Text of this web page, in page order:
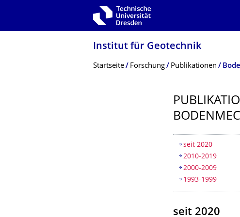
Zur Hauptnavigation springen
Institut für Geotechnik
Breadcrumb-Menü
Startseite Forschung Publikationen
seit 2020
2010-2019
2000-2009
1993-1999
seit 2020